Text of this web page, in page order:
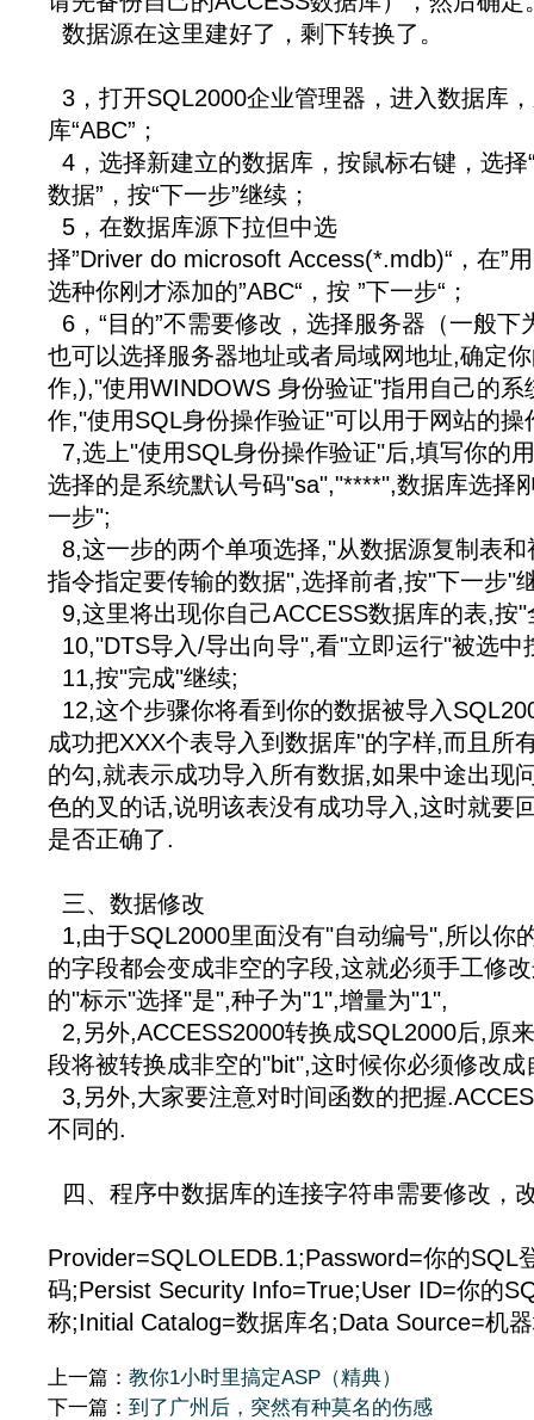
数据源在这里建好了，剩下转换了。
3，打开SQL2000企业管理器，进入数据库
库“ABC”；
4，选择新建立的数据库，按鼠标右键，选择
数据”，按“下一步”继续；
5，在数据库源下拉但中选
择”Driver do microsoft Access(*.mdb)“，在”
选种你刚才添加的”ABC“，按 ”下一步“；
6，“目的”不需要修改，选择服务器（一般下
也可以选择服务器地址或者局域网地址,确定
作,),"使用WINDOWS 身份验证"指用自己的系
作,"使用SQL身份操作验证"可以用于网站的
7,选上"使用SQL身份操作验证"后,填写你的
选择的是系统默认号码"sa","****",数据库选择
一步";
8,这一步的两个单项选择,"从数据源复制表
指令指定要传输的数据",选择前者,按"下一步"
9,这里将出现你自己ACCESS数据库的表,按
10,"DTS导入/导出向导",看"立即运行"被选
11,按"完成"继续;
12,这个步骤你将看到你的数据被导入
成功把XXX个表导入到数据库"的字样,而且所
的勾,就表示成功导入所有数据,如果中途出现
色的叉的话,说明该表没有成功导入,这时就要
是否正确了.
三、数据修改
1,由于SQL2000里面没有"自动编号",所以你
的字段都会变成非空的字段,这就必须手工修
的"标示"选择"是",种子为"1",增量为"1",
2,另外,ACCESS2000转换成SQL2000后,原
段将被转换成非空的"bit",这时候你必须修改
3,另外,大家要注意对时间函数的把握
不同的.
四、程序中数据库的连接字符串需要修改，
Provider=SQLOLEDB.1;Password=你的SQL
码;Persist Security Info=True;User ID=你的
称;Initial Catalog=数据库名;Data Source=机
上一篇： 教你1小时里搞定ASP（精典）
下一篇： 到了广州后，突然有种莫名的伤感